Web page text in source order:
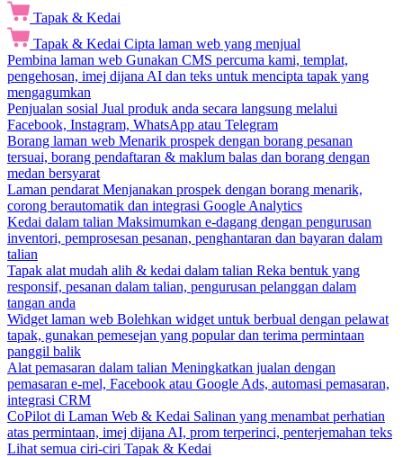
Tapak & Kedai
Tapak & Kedai Cipta laman web yang menjual
Pembina laman web Gunakan CMS percuma kami, templat,
pengehosan, imej dijana AI dan teks untuk mencipta tapak yang
mengagumkan
Penjualan sosial Jual produk anda secara langsung melalui
Facebook, Instagram, WhatsApp atau Telegram
Borang laman web Menarik prospek dengan borang pesanan
tersuai, borang pendaftaran & maklum balas dan borang dengan
medan bersyarat
Laman pendarat Menjanakan prospek dengan borang menarik,
corong berautomatik dan integrasi Google Analytics
Kedai dalam talian Maksimumkan e-dagang dengan pengurusan
inventori, pemprosesan pesanan, penghantaran dan bayaran dalam
talian
Tapak alat mudah alih & kedai dalam talian Reka bentuk yang
responsif, pesanan dalam talian, pengurusan pelanggan dalam
tangan anda
Widget laman web Bolehkan widget untuk berbual dengan pelawat
tapak, gunakan pemesejan yang popular dan terima permintaan
panggil balik
Alat pemasaran dalam talian Meningkatkan jualan dengan
pemasaran e-mel, Facebook atau Google Ads, automasi pemasaran,
integrasi CRM
CoPilot di Laman Web & Kedai Salinan yang menambat perhatian
atas permintaan, imej dijana AI, prom terperinci, penterjemahan teks
Lihat semua ciri-ciri Tapak & Kedai